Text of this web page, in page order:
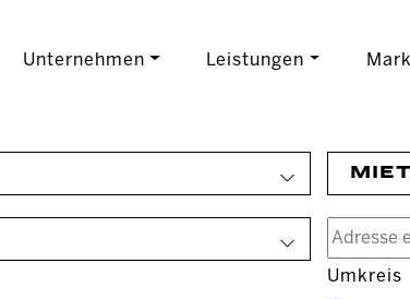
Unternehmen Leistungen
Umkreis